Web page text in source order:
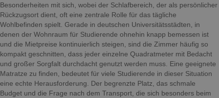
Besonderheiten mit sich, wobei der Schlafbereich, der als persönlicher
Rückzugsort dient, oft eine zentrale Rolle für das tägliche
Wohlbefinden spielt. Gerade in deutschen Universitätsstädten, in
denen der Wohnraum für Studierende ohnehin knapp bemessen ist
und die Mietpreise kontinuierlich steigen, sind die Zimmer häufig so
kompakt geschnitten, dass jeder einzelne Quadratmeter mit Bedacht
und großer Sorgfalt durchdacht genutzt werden muss. Eine geeignete
Matratze zu finden, bedeutet für viele Studierende in dieser Situation
eine echte Herausforderung. Der begrenzte Platz, das schmale
Budget und die Frage nach dem Transport, die sich besonders beim